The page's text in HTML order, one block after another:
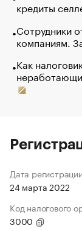
кредиты
Сотрудники
компаниям.
Как
Дата
24 марта 2022
Код налогового
3000